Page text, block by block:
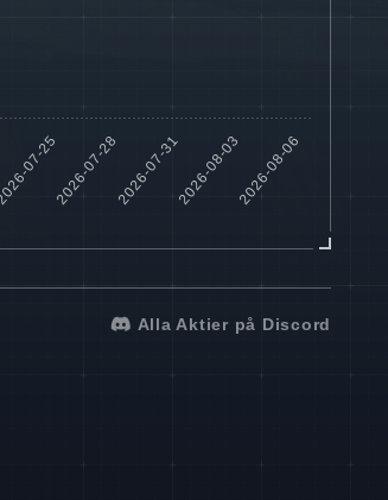
Alla Aktier på Discord